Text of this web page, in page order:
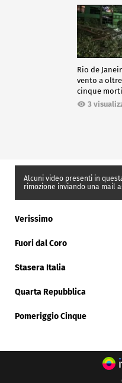
Rio de
vento a
cinque morti
3
Alcuni video presenti in
rimozione inviando una mail a:
Verissimo
Fuori dal Coro
Stasera Italia
Quarta Repubblica
Pomeriggio Cinque